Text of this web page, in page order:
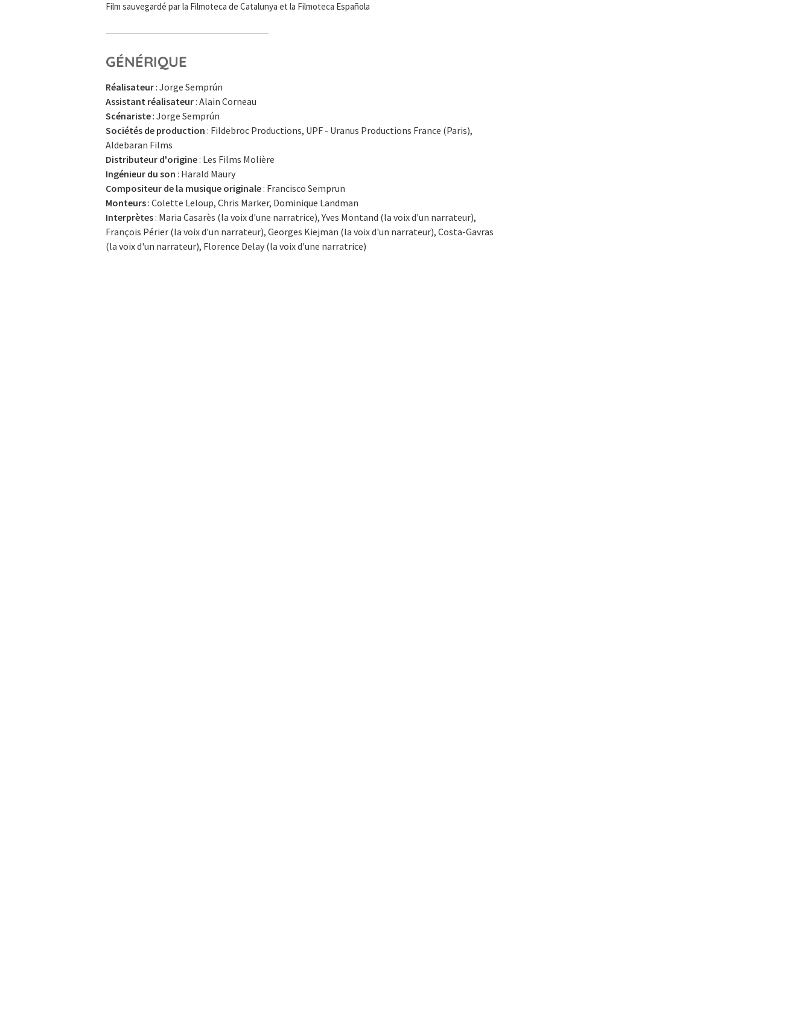
Film sauvegardé par la Filmoteca de Catalunya et la Filmoteca Española
GÉNÉRIQUE
Réalisateur: Jorge Semprún
Assistant réalisateur: Alain Corneau
Scénariste: Jorge Semprún
Sociétés de production : Fildebroc Productions, UPF - Uranus Productions France (Paris),
Aldebaran Films
Distributeur d'origine: Les Films Molière
Ingénieur du son : Harald Maury
Compositeur de la musique originale: Francisco Semprun
Monteurs: Colette Leloup, Chris Marker, Dominique Landman
Interprètes: Maria Casarès (la voix d'une narratrice), Yves Montand (la voix d'un narrateur),
François Périer (la voix d'un narrateur), Georges Kiejman (la voix d'un narrateur), Costa-Gavras
(la voix d'un narrateur), Florence Delay (la voix d'une narratrice)